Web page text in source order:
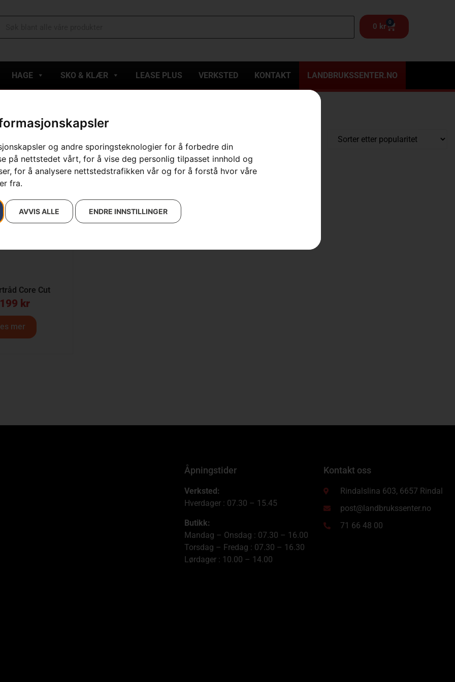
og andre sporingsteknologier for å forbedre din
på nettstedet vårt, for å vise deg personlig tilpasset innhold og
for å analysere nettstedstrafikken vår og for å forstå hvor våre
fra.
AVVIS ALLE ENDRE INNSTILLINGER
0 kr 0
HAGE SKO & KLÆR LEASE PLUS VERKSTED KONTAKT LANDBRUKSSENTER.NO
Core Cut
kr
mer
Åpningstider
Verksted:
Hverdager : 07.30 – 15.45
Butikk:
Mandag – Onsdag : 07.30 – 16.00
Torsdag – Fredag : 07.30 – 16.30
Lørdager : 10.00 – 14.00
Kontakt oss
Rindalslina 603, 6657 Rindal
post@landbrukssenter.no
71 66 48 00